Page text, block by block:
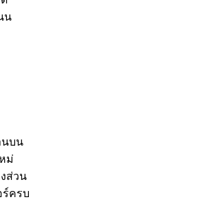
น
นบน
ม่
ส่วน
ร์ครบ